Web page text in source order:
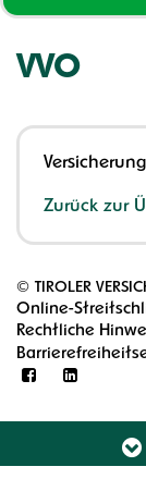
VVO
Zurück zur
© TIROLER
Online-
Rechtliche